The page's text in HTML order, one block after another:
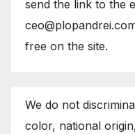
send the link to the
free on the site.
We do not
color, national